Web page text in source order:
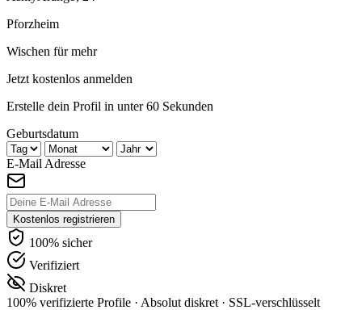
Pforzheim
Wischen für mehr
Jetzt kostenlos anmelden
Erstelle dein Profil in unter 60 Sekunden
Geburtsdatum
E-Mail Adresse
Kostenlos registrieren
100% sicher
Verifiziert
Diskret
100% verifizierte Profile · Absolut diskret · SSL-verschlüsselt